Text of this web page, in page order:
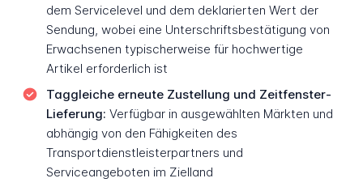
dem Servicelevel und dem deklarierten Wert der
Sendung, wobei eine Unterschriftsbestätigung von
Erwachsenen typischerweise für hochwertige
Artikel erforderlich ist
Taggleiche erneute Zustellung und Zeitfenster-
Lieferung: Verfügbar in ausgewählten Märkten und
abhängig von den Fähigkeiten des
Transportdienstleisterpartners und
Serviceangeboten im Zielland